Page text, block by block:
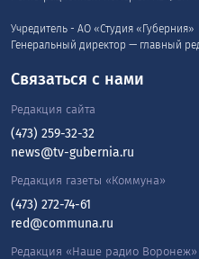
Учредитель - АО «Студия «Губерния»
Генеральный директор — главный
Связаться с нами
Редакция сайта
(473) 259-32-32
news@tv-gubernia.ru
Редакция газеты «Коммуна»
(473) 272-74-61
red@communa.ru
Редакция «Наше радио Воронеж»